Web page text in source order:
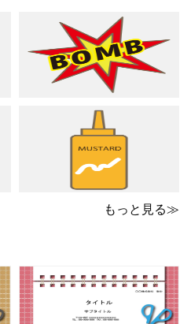
れた、あたたかくシック
な雰囲気でピアノやリト
ミック、管弦楽器など
もっと見る≫